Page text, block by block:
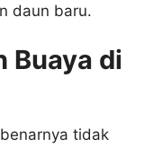
daun baru.
Buaya di
tidak